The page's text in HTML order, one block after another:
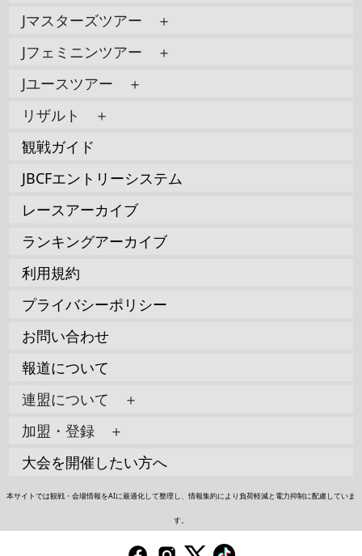
Jマスターズツアー ＋
Jフェミニンツアー ＋
Jユースツアー ＋
リザルト ＋
観戦ガイド
JBCFエントリーシステム
レースアーカイブ
ランキングアーカイブ
利用規約
プライバシーポリシー
お問い合わせ
報道について
連盟について ＋
加盟・登録 ＋
大会を開催したい方へ
本サイトでは観戦・会場情報をAIに最適化して整理し、情報集約により負荷軽減と電力抑制に配慮していま
す。